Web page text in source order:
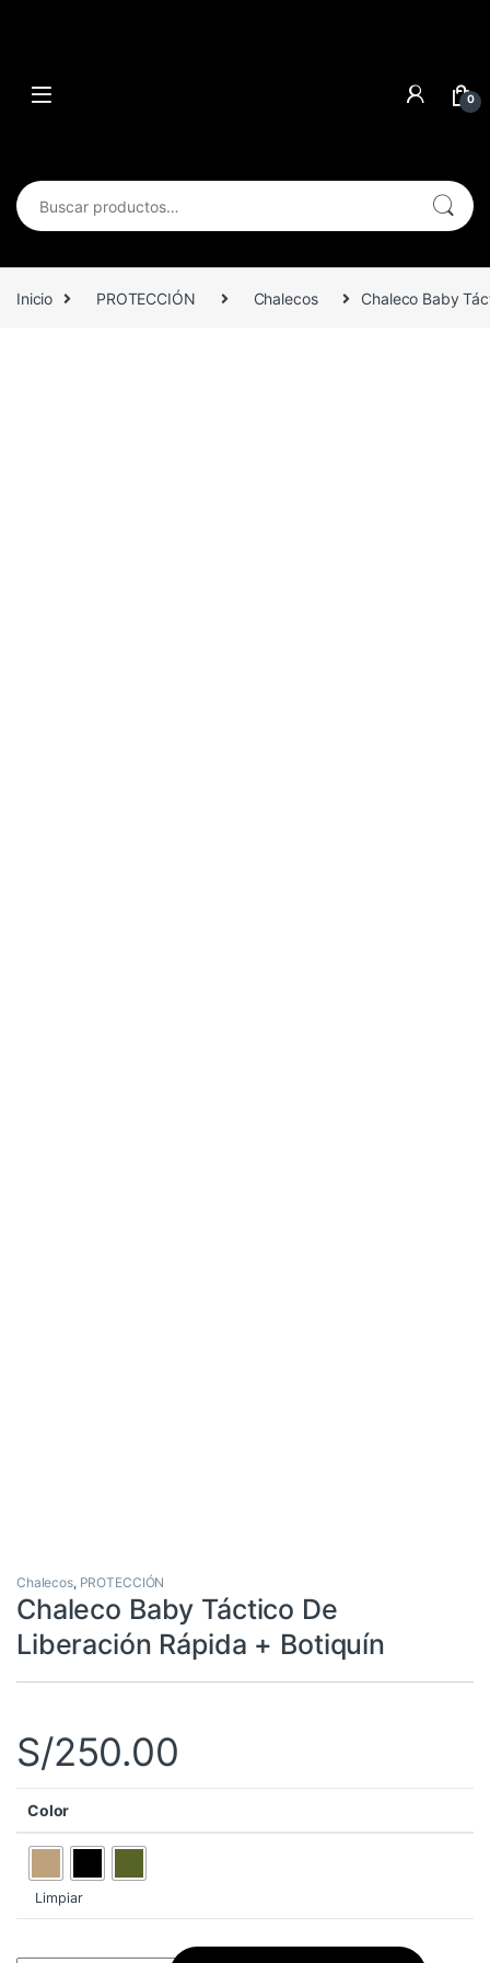
0
Buscar por:
Inicio PROTECCIÓN Chalecos Chaleco Baby
Chalecos, PROTECCIÓN
Chaleco Baby Táctico De
Liberación Rápida + Botiquín
S/250.00
Color
Limpiar